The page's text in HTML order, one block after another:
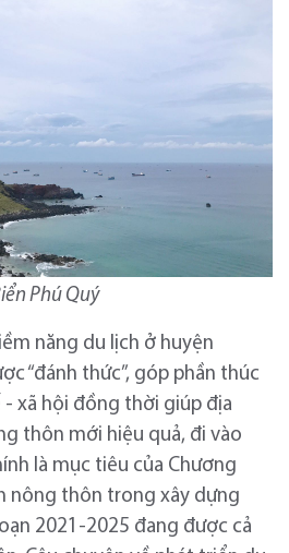
Phú Quý
năng du lịch ở huyện
“đánh thức”, góp phần thúc
xã hội đồng thời giúp địa
thôn mới hiệu quả, đi vào
là mục tiêu của Chương
nông thôn trong xây dựng
2021-2025 đang được cả